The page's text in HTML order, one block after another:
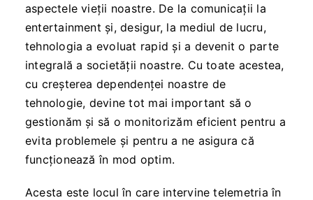
aspectele vieții noastre. De la comunicații la
entertainment și, desigur, la mediul de lucru,
tehnologia a evoluat rapid și a devenit o parte
integrală a societății noastre. Cu toate acestea,
cu creșterea dependenței noastre de
tehnologie, devine tot mai important să o
gestionăm și să o monitorizăm eficient pentru a
evita problemele și pentru a ne asigura că
funcționează în mod optim.
Acesta este locul în care intervine telemetria în